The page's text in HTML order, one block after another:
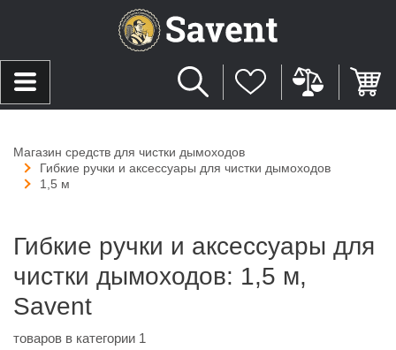
Магазин средств для чистки дымоходов
Гибкие ручки и аксессуары для чистки дымоходов
1,5 м
Гибкие ручки и аксессуары для
чистки дымоходов: 1,5 м,
Savent
товаров в категории 1